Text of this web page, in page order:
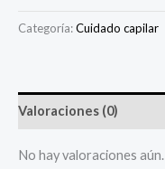
Categoría:Cuidado capilar
Valoraciones (0)
No hay valoraciones aún.